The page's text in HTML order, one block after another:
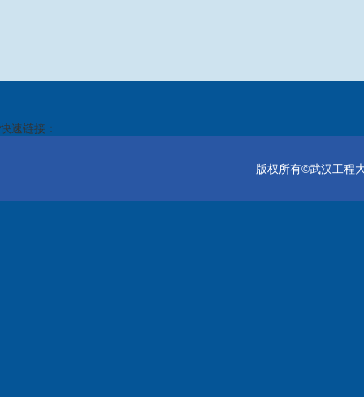
快速链接：
版权所有©武汉工程